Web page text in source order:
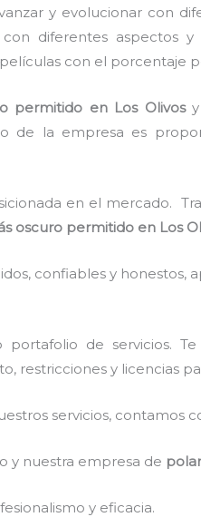
y evolucionar con
diferentes aspectos y
con el porcentaje
permitido en Los Olivosy
de la empresa es
en el mercado.
oscuro permitido en Los
confiables y
portafolio de servicios.
restricciones y licencias
servicios, contamos
y nuestra empresa de
y eficacia.